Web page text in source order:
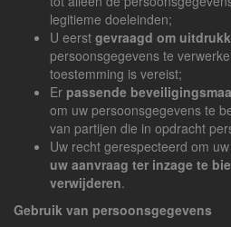
legitieme doeleinden;
U eerst gevraagd om
persoonsgegevens te
toestemming is vereist;
Er passende
om uw persoonsgegevens te
van partijen die in opdracht
Uw recht gerespecteerd om uw
uw aanvraag ter inzage te
verwijderen.
Gebruik van persoonsgegevens